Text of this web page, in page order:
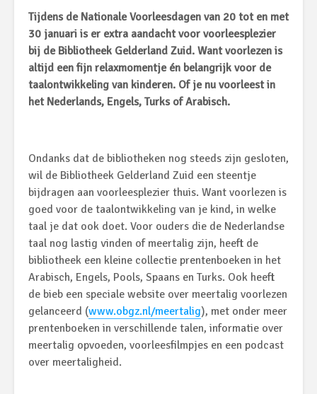
Tijdens de Nationale Voorleesdagen van 20 tot en met
30 januari is er extra aandacht voor voorleesplezier
bij de Bibliotheek Gelderland Zuid. Want voorlezen is
altijd een fijn relaxmomentje én belangrijk voor de
taalontwikkeling van kinderen. Of je nu voorleest in
het Nederlands, Engels, Turks of Arabisch.
Ondanks dat de bibliotheken nog steeds zijn gesloten,
wil de Bibliotheek Gelderland Zuid een steentje
bijdragen aan voorleesplezier thuis. Want voorlezen is
goed voor de taalontwikkeling van je kind, in welke
taal je dat ook doet. Voor ouders die de Nederlandse
taal nog lastig vinden of meertalig zijn, heeft de
bibliotheek een kleine collectie prentenboeken in het
Arabisch, Engels, Pools, Spaans en Turks. Ook heeft
de bieb een speciale website over meertalig voorlezen
gelanceerd (www.obgz.nl/meertalig), met onder meer
prentenboeken in verschillende talen, informatie over
meertalig opvoeden, voorleesfilmpjes en een podcast
over meertaligheid.